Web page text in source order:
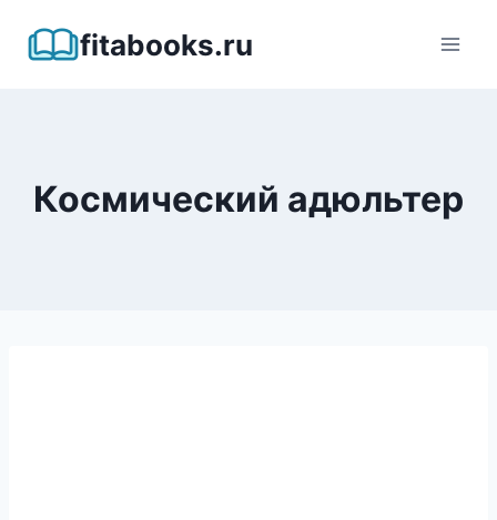
fitabooks.ru
Космический адюльтер